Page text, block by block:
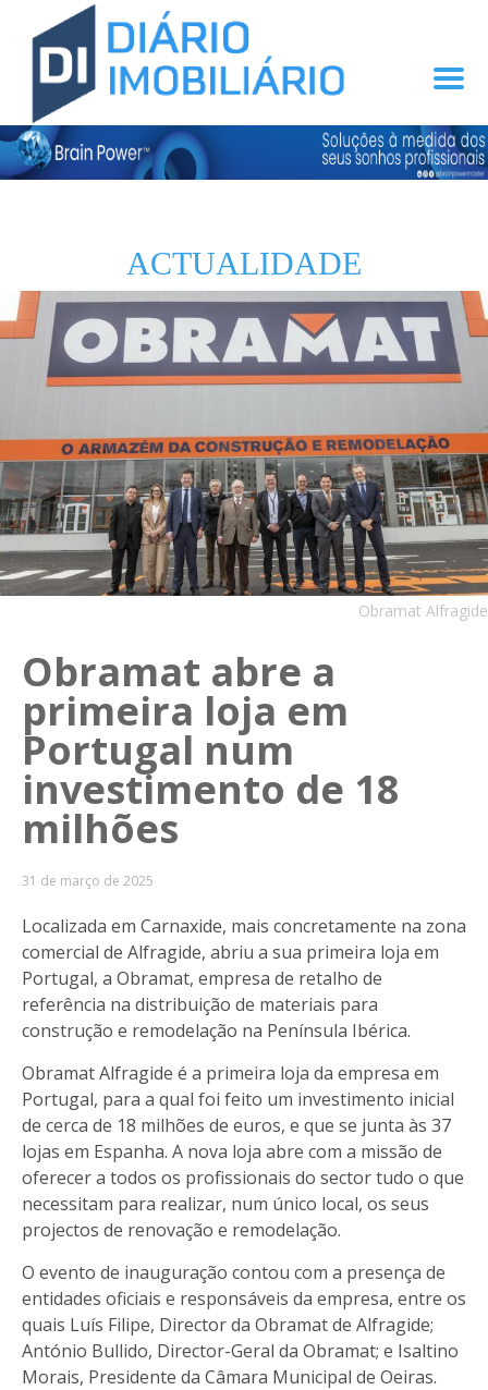
ACTUALIDADE
Obramat Alfragide
Obramat abre a
primeira loja em
Portugal num
investimento de 18
milhões
31 de março de 2025
Localizada em Carnaxide, mais concretamente na zona
comercial de Alfragide, abriu a sua primeira loja em
Portugal, a Obramat, empresa de retalho de
referência na distribuição de materiais para
construção e remodelação na Península Ibérica.
Obramat Alfragide é a primeira loja da empresa em
Portugal, para a qual foi feito um investimento inicial
de cerca de 18 milhões de euros, e que se junta às 37
lojas em Espanha. A nova loja abre com a missão de
oferecer a todos os profissionais do sector tudo o que
necessitam para realizar, num único local, os seus
projectos de renovação e remodelação.
O evento de inauguração contou com a presença de
entidades oficiais e responsáveis da empresa, entre os
quais Luís Filipe, Director da Obramat de Alfragide;
António Bullido, Director-Geral da Obramat; e Isaltino
Morais, Presidente da Câmara Municipal de Oeiras.